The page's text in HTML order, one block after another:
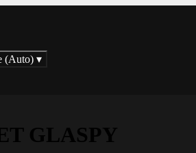
(Auto) ▾
GLASPY